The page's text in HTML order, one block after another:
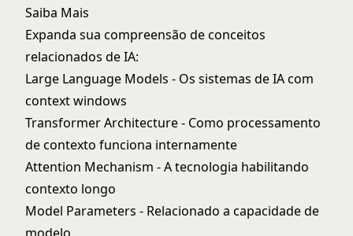
Saiba Mais
Expanda sua compreensão de conceitos
relacionados de IA:
Large Language Models - Os sistemas de IA com
context windows
Transformer Architecture- Como processamento
de contexto funciona internamente
Attention Mechanism - A tecnologia habilitando
contexto longo
Model Parameters - Relacionado a capacidade de